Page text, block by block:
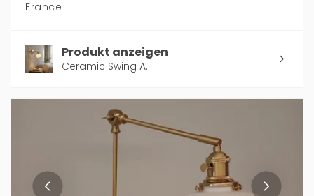
France
Produkt anzeigen
Ceramic Swing A...